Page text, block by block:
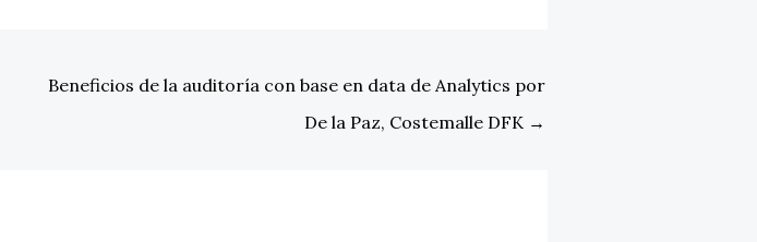
Beneficios de la auditoría con base en data de Analytics por
De la Paz, Costemalle DFK →